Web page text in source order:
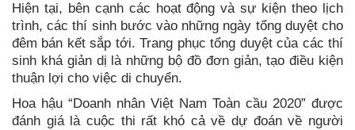
Hiện tại, bên cạnh các hoạt động và sự kiện theo lịch
trình, các thí sinh bước vào những ngày tổng duyệt cho
đêm bán kết sắp tới. Trang phục tổng duyệt của các thí
sinh khá giản dị là những bộ đồ đơn giản, tạo điều kiện
thuận lợi cho việc di chuyển.
Hoa hậu “Doanh nhân Việt Nam Toàn cầu 2020” được
đánh giá là cuộc thi rất khó cả về dự đoán về người